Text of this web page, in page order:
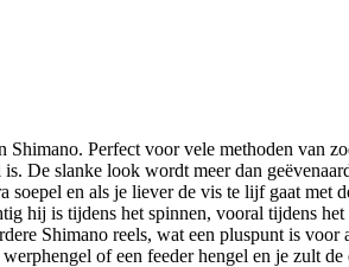
Perfect voor vele methoden van
De slanke look wordt meer dan
en als je liever de vis te lijf gaat met
hij is tijdens het spinnen, vooral tijdens
Shimano reels, wat een pluspunt is voor
of een feeder hengel en je zult